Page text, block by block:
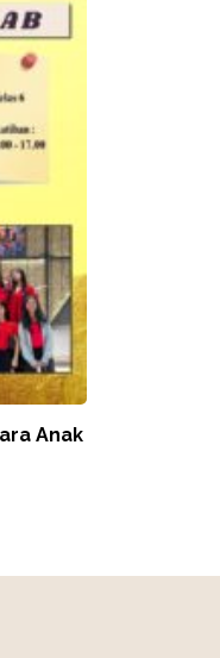
Anak